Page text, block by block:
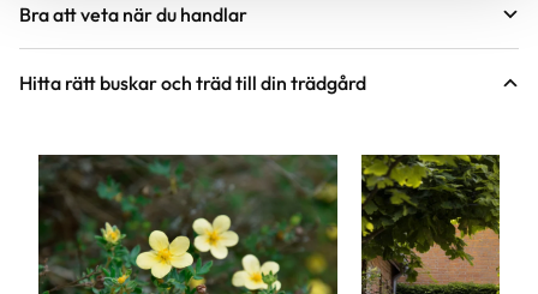
Bra att veta när du handlar
Höjd, längd och bilder
är unika så kan måtten och din växts utseende
variera något från informationen och fotona på
hemsidan.
Hitta rätt buskar och träd till din trädgård